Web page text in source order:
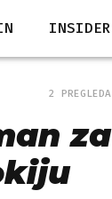
INSIDER
2 PREGLEDA
za